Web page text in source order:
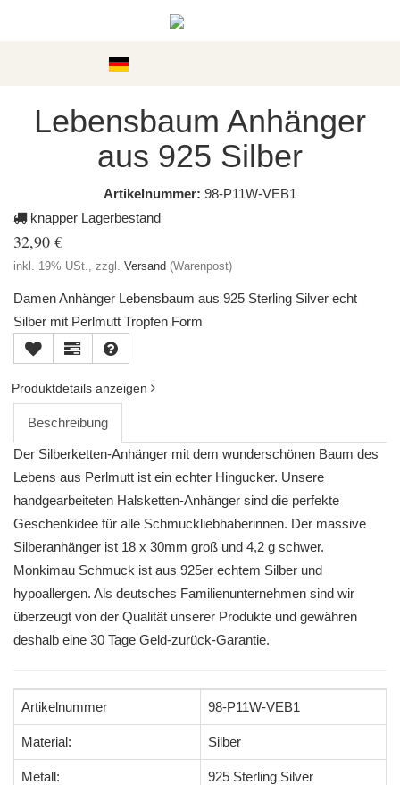
Lebensbaum Anhänger
aus 925 Silber
Artikelnummer: 98-P11W-VEB1
knapper Lagerbestand
32,90 €
inkl. 19% USt., zzgl. Versand (Warenpost)
Damen Anhänger Lebensbaum aus 925 Sterling Silver echt
Silber mit Perlmutt Tropfen Form
Produktdetails anzeigen
Beschreibung
Der Silberketten-Anhänger mit dem wunderschönen Baum des
Lebens aus Perlmutt ist ein echter Hingucker. Unsere
handgearbeiteten Halsketten-Anhänger sind die perfekte
Geschenkidee für alle Schmuckliebhaberinnen. Der massive
Silberanhänger ist 18 x 30mm groß und 4,2 g schwer.
Monkimau Schmuck ist aus 925er echtem Silber und
hypoallergen. Als deutsches Familienunternehmen sind wir
überzeugt von der Qualität unserer Produkte und gewähren
deshalb eine 30 Tage Geld-zurück-Garantie.
Artikelnummer 98-P11W-VEB1
Material: Silber
Metall: 925 Sterling Silver